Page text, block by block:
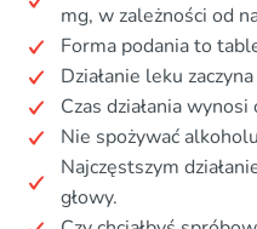
mg, w zależności od
Forma podania to
Działanie leku
Czas działania
Nie spożywać
Najczęstszym
głowy.